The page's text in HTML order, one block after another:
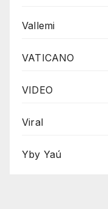
Vallemi
VATICANO
VIDEO
Viral
Yby Yaú